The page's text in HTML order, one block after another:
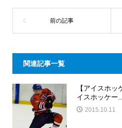
関連記事一覧
【アイスホ
イスホッケー...
2015.10.11